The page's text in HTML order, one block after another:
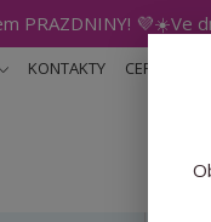
PRAZDNINY!
KONTAKTY CERTIFIKÁTY